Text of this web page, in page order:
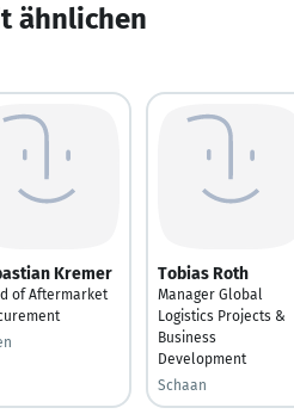
ähnlichen
Kremer
of Aftermarket
Tobias Roth
Manager Global
Logistics Projects &
Business
Development
Schaan